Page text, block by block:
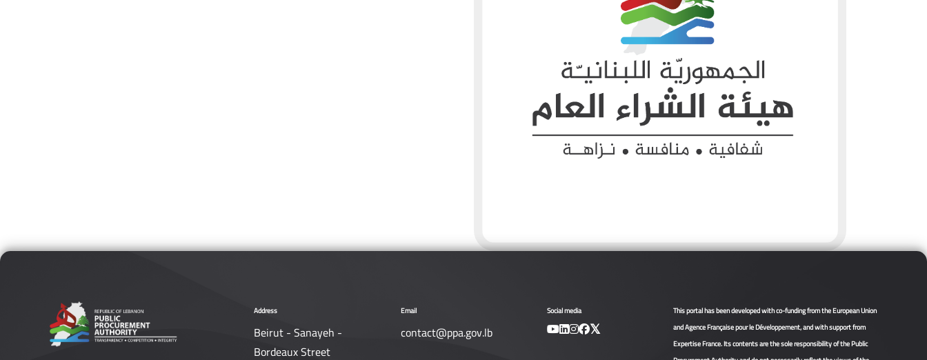
Address
Beirut - Sanayeh -
Bordeaux Street
Email
contact@ppa.gov.lb
Social media
This portal has been developed with co-funding from the European Union
and Agence Française pour le Développement, and with support from
Expertise France. Its contents are the sole responsibility of the Public